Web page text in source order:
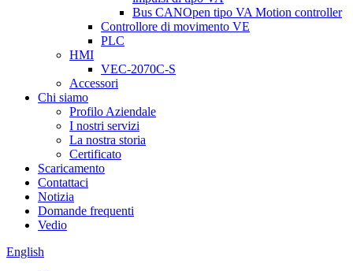
Bus CANOpen tipo VA Motion controller
Controllore di movimento VE
PLC
HMI
VEC-2070C-S
Accessori
Chi siamo
Profilo Aziendale
I nostri servizi
La nostra storia
Certificato
Scaricamento
Contattaci
Notizia
Domande frequenti
Vedio
English